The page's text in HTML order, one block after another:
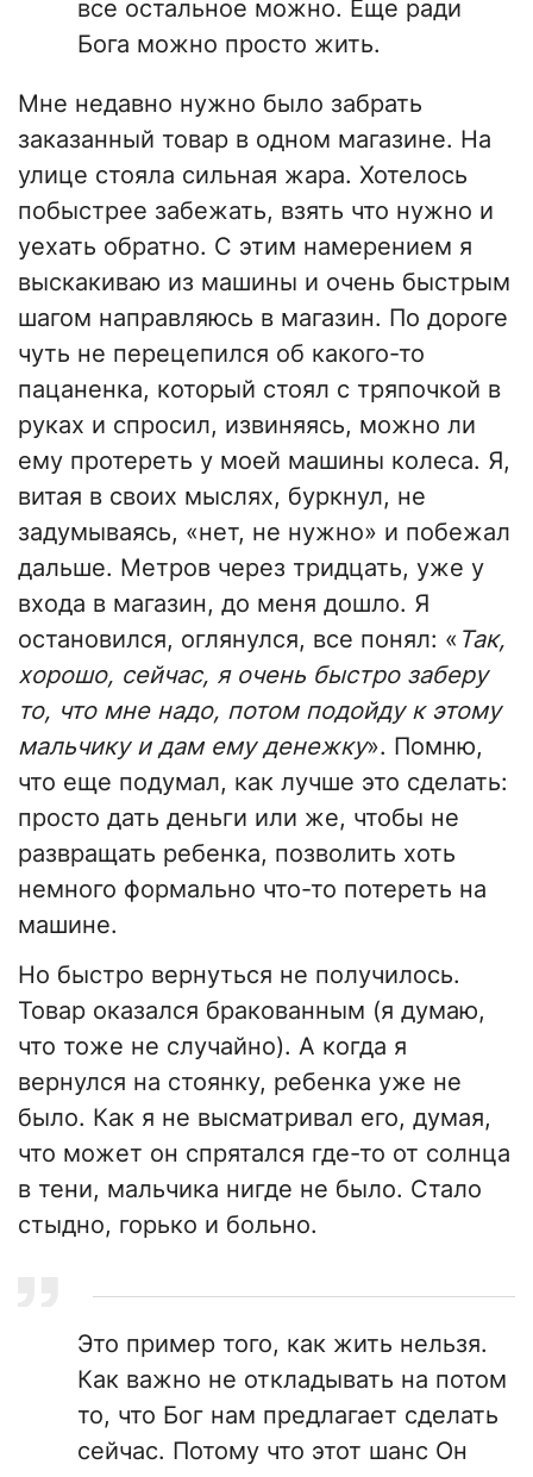
все остальное можно. Еще ради
Бога можно просто жить.
Мне недавно нужно было забрать
заказанный товар в одном магазине. На
улице стояла сильная жара. Хотелось
побыстрее забежать, взять что нужно и
уехать обратно. С этим намерением я
выскакиваю из машины и очень быстрым
шагом направляюсь в магазин. По дороге
чуть не перецепился об какого-то
пацаненка, который стоял с тряпочкой в
руках и спросил, извиняясь, можно ли
ему протереть у моей машины колеса. Я,
витая в своих мыслях, буркнул, не
задумываясь, «нет, не нужно» и побежал
дальше. Метров через тридцать, уже у
входа в магазин, до меня дошло. Я
остановился, оглянулся, все понял: « Так,
хорошо, сейчас, я очень быстро заберу
то, что мне надо, потом подойду к этому
мальчику и дам ему денежку». Помню,
что еще подумал, как лучше это сделать:
просто дать деньги или же, чтобы не
развращать ребенка, позволить хоть
немного формально что-то потереть на
машине.
Но быстро вернуться не получилось.
Товар оказался бракованным (я думаю,
что тоже не случайно). А когда я
вернулся на стоянку, ребенка уже не
было. Как я не высматривал его, думая,
что может он спрятался где-то от солнца
в тени, мальчика нигде не было. Стало
стыдно, горько и больно.
Это пример того, как жить нельзя.
Как важно не откладывать на потом
то, что Бог нам предлагает сделать
сейчас. Потому что этот шанс Он